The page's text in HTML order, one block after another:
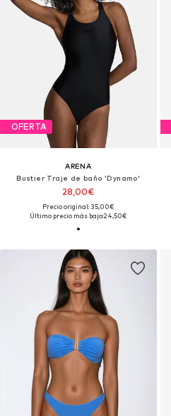
OFERTA
ARENA
Bustier Traje de baño 'Dynamo'
28,00€
Precio original: 35,00€
Último precio más bajo:24,50€